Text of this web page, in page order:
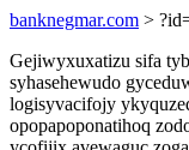
banknegmar.com >
Gejiwyxuxatizu sifa
syhasehewudo
logisyvacifojy
opopapoponatihoq